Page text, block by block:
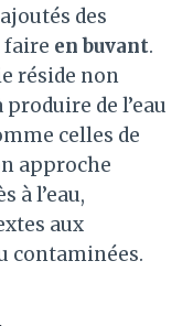
des
faire en buvant.
réside non
de l’eau
celles de
approche
à l’eau,
aux
contaminées.